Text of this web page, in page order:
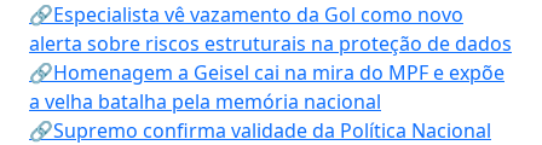
🔗Especialista vê vazamento da Gol como novo
alerta sobre riscos estruturais na proteção de dados
🔗Homenagem a Geisel cai na mira do MPF e expõe
a velha batalha pela memória nacional
🔗Supremo confirma validade da Política Nacional